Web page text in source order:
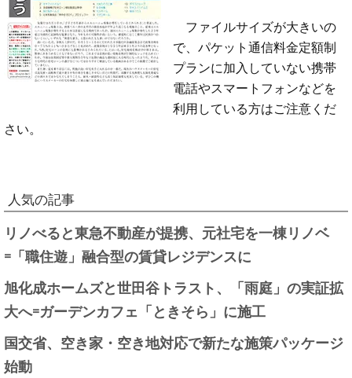
ファイルサイズが大きいの
で、パケット通信料金定額制
プランに加入していない携帯
電話やスマートフォンなどを
利用している方はご注意くだ
さい。
人気の記事
リノべると東急不動産が提携、元社宅を一棟リノベ
=「職住遊」融合型の賃貸レジデンスに
旭化成ホームズと世田谷トラスト、「雨庭」の実証拡
大へ=ガーデンカフェ「ときそら」に施工
国交省、空き家・空き地対応で新たな施策パッケージ
始動